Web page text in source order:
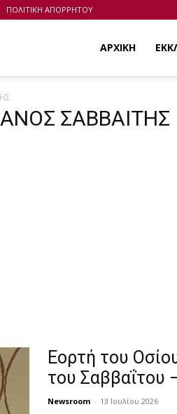
ΠΟΛΙΤΙΚΗ ΑΠΟΡΡΗΤΟΥ
ΑΡΧΙΚΗ
ΣΑΒΒΑΙΤΗΣ
Εορτή του
του Σαββαΐτου
Newsroom - 13 Ιουλίου 2026